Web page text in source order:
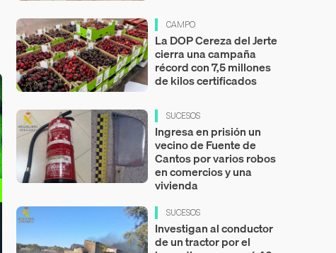
CAMPO
La DOP Cereza del Jerte
cierra una campaña
récord con 7,5 millones
de kilos certificados
SUCESOS
Ingresa en prisión un
vecino de Fuente de
Cantos por varios robos
en comercios y una
vivienda
SUCESOS
Investigan al conductor
de un tractor por el